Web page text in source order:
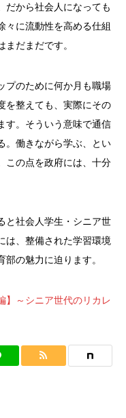
だから社会人になっても
々に流動性を高める仕組
だまだです。
プのために何か月も職場
を整えても、実際にその
す。そういう意味で通信
。働きながら学ぶ、とい
この点を政府には、十分
と社会人学生・シニア世
は、整備された学習環境
の魅力に迫ります。
】～シニア世代のリカレ